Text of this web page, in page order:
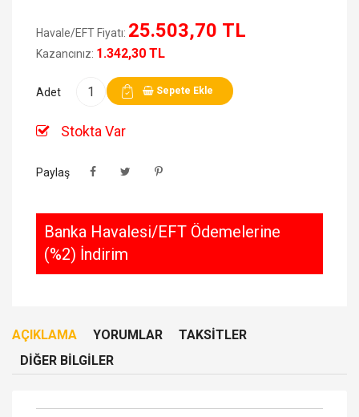
Havale/EFT Fiyatı: 25.503,70 TL
Kazancınız: 1.342,30 TL
Adet Sepete Ekle
Stokta Var
Paylaş
Banka Havalesi/EFT Ödemelerine
(%2) İndirim
AÇIKLAMA YORUMLAR
TAKSITLER
DIĞER BILGILER